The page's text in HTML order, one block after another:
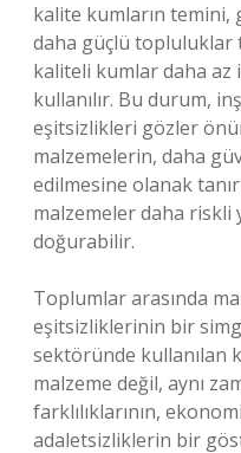
kalite kumların temini,
daha güçlü topluluklar
kaliteli kumlar daha
kullanılır. Bu durum,
eşitsizlikleri gözler
malzemelerin, daha
edilmesine olanak
malzemeler daha riskli
doğurabilir.
Toplumlar arasında
eşitsizliklerinin bir
sektöründe kullanılan
malzeme değil, aynı
farklılıklarının,
adaletsizliklerin bir